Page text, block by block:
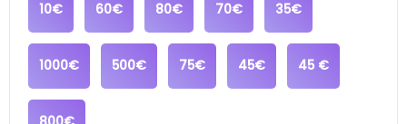
10€ 60€ 80€ 70€ 35€
1000€ 500€ 75€ 45€ 45 €